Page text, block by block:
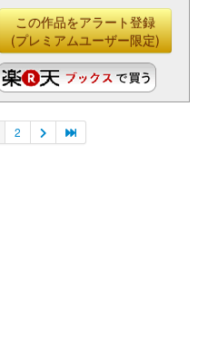
この作品をアラート登録
(プレミアムユーザー限定)
2